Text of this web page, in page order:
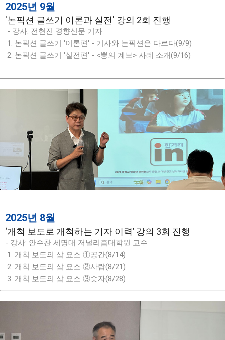
2025년 9월
'논픽션 글쓰기 이론과 실전' 강의 2회 진행
- 강사: 전현진 경향신문 기자
1. 논픽션 글쓰기 '이론편' - 기사와 논픽션은 다르다(9/9)
2. 논픽션 글쓰기 '실전편' - <뽕의 계보> 사례 소개(9/16)
2025년 8월
‘개척 보도로 개척하는 기자 이력’ 강의 3회 진행
- 강사: 안수찬 세명대 저널리즘대학원 교수
1. 개척 보도의 삼 요소 ①공간(8/14)
2. 개척 보도의 삼 요소 ②사람(8/21)
3. 개척 보도의 삼 요소 ③숫자(8/28)